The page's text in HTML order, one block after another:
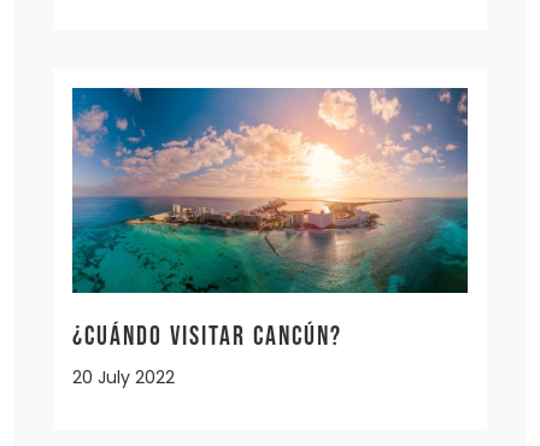
¿Cuándo visitar Cancún?
20 July 2022